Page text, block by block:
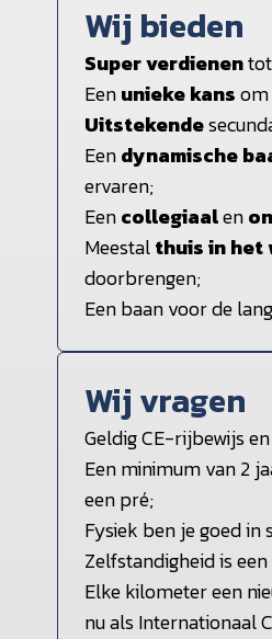
Wij bieden
Super verdienen
Eenunieke kans
Uitstekende
Eendynamische
ervaren;
Eencollegiaalen
Meestalthuis in het
doorbrengen;
Een baan voor de
Wij vragen
Geldig CE-rijbewijs
Een minimum van 2
een pré;
Fysiek ben je goed
Zelfstandigheid is
Elke kilometer een
nu als Internationaal